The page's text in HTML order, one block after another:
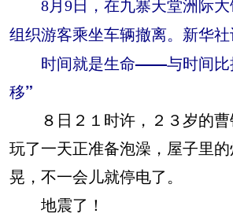
8月9日，在九寨天堂洲际
组织游客乘坐车辆撤离。新华
时间就是生命——与时间比
移”
８日２１时许，２３岁的曹
玩了一天正准备泡澡，屋子里
晃，不一会儿就停电了。
地震了！